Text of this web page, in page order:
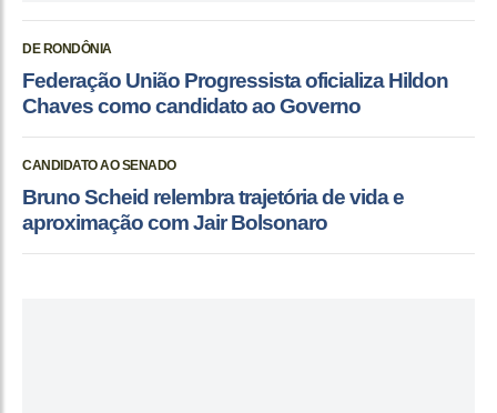
DE RONDÔNIA
Federação União Progressista oficializa Hildon
Chaves como candidato ao Governo
CANDIDATO AO SENADO
Bruno Scheid relembra trajetória de vida e
aproximação com Jair Bolsonaro